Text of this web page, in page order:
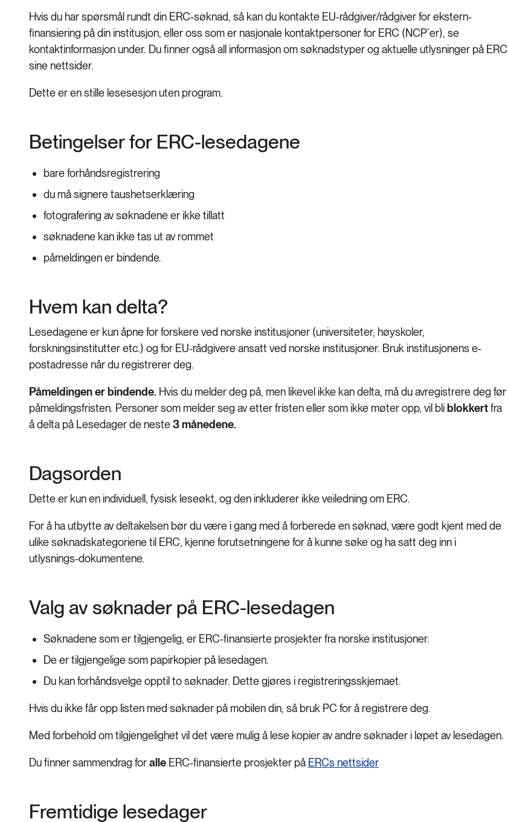
Hvis du har spørsmål rundt din ERC-søknad, så kan du kontakte EU-rådgiver/rådgiver for ekstern-
finansiering på din institusjon, eller oss som er nasjonale kontaktpersoner for ERC (NCP´er), se
kontaktinformasjon under. Du finner også all informasjon om søknadstyper og aktuelle utlysninger på ERC
sine nettsider.
Dette er en stille lesesesjon uten program.
Betingelser for ERC-lesedagene
bare forhåndsregistrering
du må signere taushetserklæring
fotografering av søknadene er ikke tillatt
søknadene kan ikke tas ut av rommet
påmeldingen er bindende.
Hvem kan delta?
Lesedagene er kun åpne for forskere ved norske institusjoner (universiteter, høyskoler,
forskningsinstitutter etc.) og for EU-rådgivere ansatt ved norske institusjoner. Bruk institusjonens e-
postadresse når du registrerer deg.
Påmeldingen er bindende. Hvis du melder deg på, men likevel ikke kan delta, må du avregistrere deg før
påmeldingsfristen. Personer som melder seg av etter fristen eller som ikke møter opp, vil bli blokkertfra
å delta på Lesedager de neste3 månedene.
Dagsorden
Dette er kun en individuell, fysisk leseøkt, og den inkluderer ikke veiledning om ERC.
For å ha utbytte av deltakelsen bør du være i gang med å forberede en søknad, være godt kjent med de
ulike søknadskategoriene til ERC, kjenne forutsetningene for å kunne søke og ha satt deg inn i
utlysnings-dokumentene.
Valg av søknader på ERC-lesedagen
Søknadene som er tilgjengelig, er ERC-finansierte prosjekter fra norske institusjoner.
De er tilgjengelige som papirkopier på lesedagen.
Du kan forhåndsvelge opptil to søknader. Dette gjøres i registreringsskjemaet.
Hvis du ikke får opp listen med søknader på mobilen din, så bruk PC for å registrere deg.
Med forbehold om tilgjengelighet vil det være mulig å lese kopier av andre søknader i løpet av lesedagen.
Du finner sammendrag foralle ERC-finansierte prosjekter på ERCs nettsider
Fremtidige lesedager